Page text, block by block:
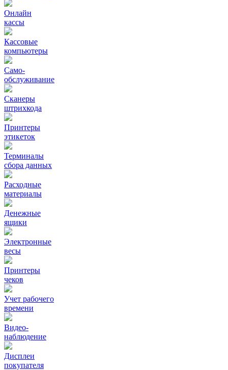
Онлайн
кассы
Кассовые
компьютеры
Само-
обслуживание
Сканеры
штрихкода
Принтеры
этикеток
Терминалы
сбора данных
Расходные
материалы
Денежные
ящики
Электронные
весы
Принтеры
чеков
Учет рабочего
времени
Видео‑
наблюдение
Дисплеи
покупателя